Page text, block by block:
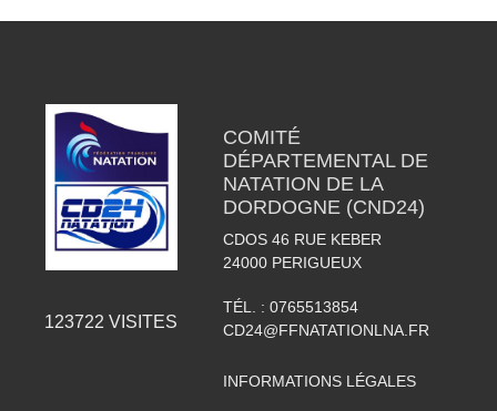
123722 VISITES
COMITÉ
DÉPARTEMENTAL DE
NATATION DE LA
DORDOGNE (CND24)
CDOS 46 RUE KEBER
24000 PERIGUEUX
TÉL. : 0765513854
CD24@FFNATATIONLNA.FR
INFORMATIONS LÉGALES